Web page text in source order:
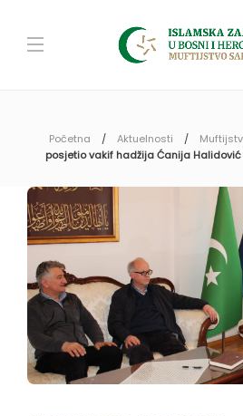
Početna Aktuelnosti
posjetio vakif hadžija Ćanija